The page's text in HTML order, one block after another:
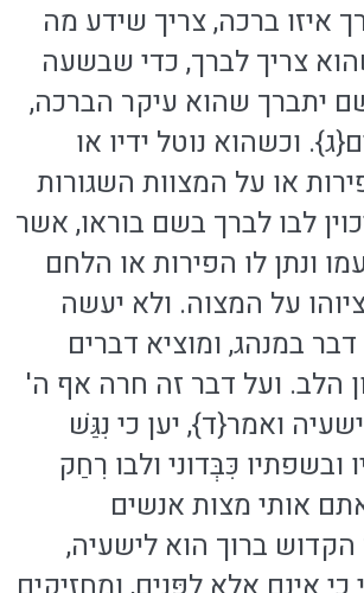
איזו ברכה, צריך שידע מה
צריך לברך, כדי שבשעה
יתברך שהוא עיקר הברכה,
וכשהוא נוטל ידיו או
או על המצוות השגורות
לבו לברך בשם בוראו, אשר
ונתן לו הפירות או הלחם
על המצוה. ולא יעשה
במנהג, ומוציא דברים
הלב. ועל דבר זה חרה אף ה'
ואמר{ד}, יען כי נִגַּשׁ
ובשפתיו כִּבְּדוני ולבו רִחַק
אותי מצות אנשים
ברוך הוא לישעיה,